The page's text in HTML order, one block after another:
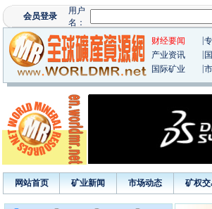
财经要闻
产业资讯
国际矿业
网站首页 矿业新闻 市场动态 矿权